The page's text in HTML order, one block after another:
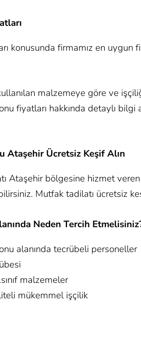
konusunda firmamız en
malzemeye göre ve
fiyatları hakkında detaylı
Ataşehir Ücretsiz Keşif Alın
Ataşehir bölgesine hizmet
Mutfak tadilatı ücretsiz
Neden Tercih
alanında tecrübeli personeller
malzemeler
mükemmel işçilik